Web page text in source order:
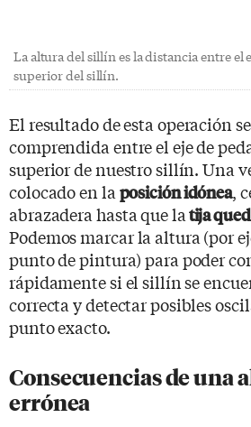
La altura del sillín es la distancia entre el
superior del sillín.
El resultado de esta operación
comprendida entre el eje de
superior de nuestro sillín. Una
colocado en la posición idónea,
abrazadera hasta que la tija
Podemos marcar la altura (por
punto de pintura) para poder
rápidamente si el sillín se
correcta y detectar posibles
punto exacto.
Consecuencias de una
errónea